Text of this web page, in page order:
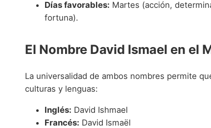
Días favorables: Martes (acción,
fortuna).
El Nombre David Ismael en el
La universalidad de ambos nombres permite
culturas y lenguas:
Inglés: David Ishmael
Francés: David Ismaël